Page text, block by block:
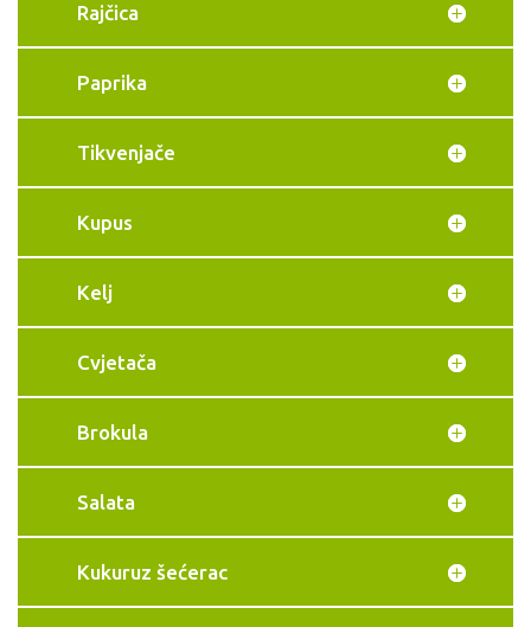
Rajčica
Paprika
Tikvenjače
Kupus
Kelj
Cvjetača
Brokula
Salata
Kukuruz šećerac